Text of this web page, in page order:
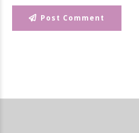
Post Comment